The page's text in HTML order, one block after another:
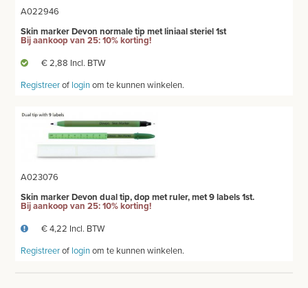
A022946
Skin marker Devon normale tip met liniaal steriel 1st
Bij aankoop van 25: 10% korting!
€ 2,88 Incl. BTW
Registreerof loginom te kunnen winkelen.
A023076
Skin marker Devon dual tip, dop met ruler, met 9 labels 1st.
Bij aankoop van 25: 10% korting!
€ 4,22 Incl. BTW
Registreerof loginom te kunnen winkelen.